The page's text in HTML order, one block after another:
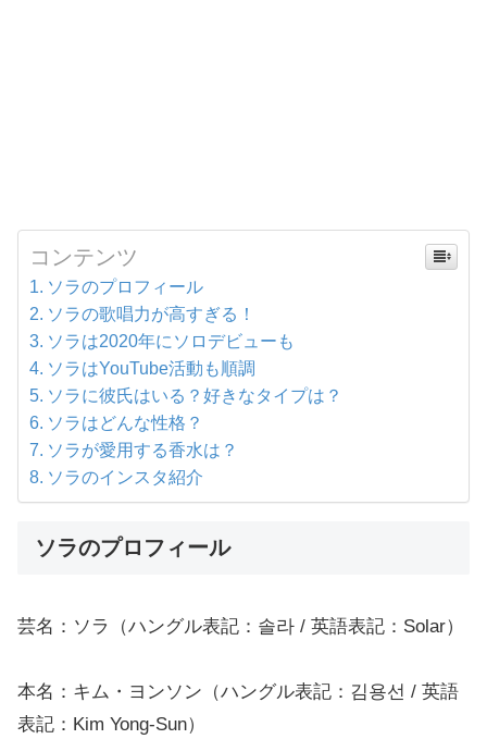
コンテンツ
ソラのプロフィール
ソラの歌唱力が高すぎる！
ソラは2020年にソロデビューも
ソラはYouTube活動も順調
ソラに彼氏はいる？好きなタイプは？
ソラはどんな性格？
ソラが愛用する香水は？
ソラのインスタ紹介
ソラのプロフィール
芸名：ソラ（ハングル表記：솔라 / 英語表記：Solar）
本名：キム・ヨンソン（ハングル表記：김용선 / 英語
表記：Kim Yong-Sun）